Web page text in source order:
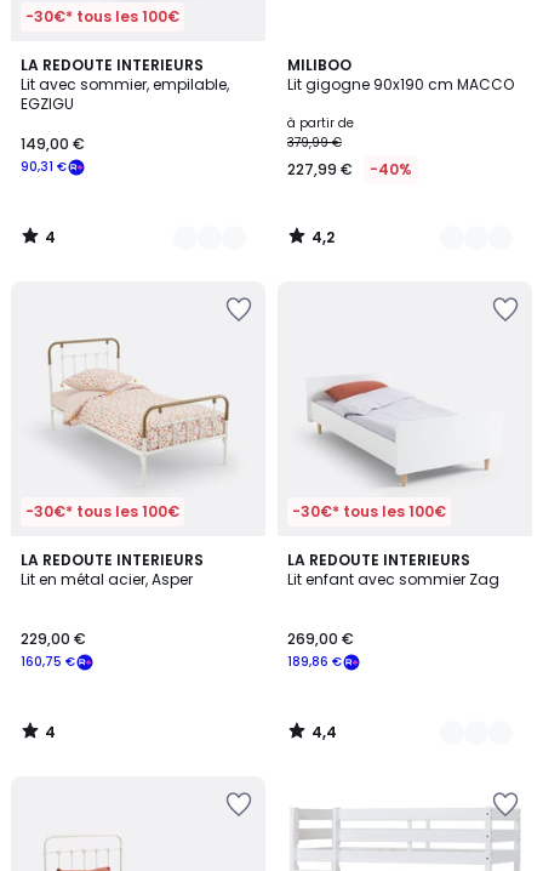
-30€* tous les 100€
LA REDOUTE INTERIEURS
Lit avec sommier, empilable,
EGZIGU
90,31 €
149,00 €
4
/
5
2
Couleurs
4
/
MILIBOO
Lit gigogne 90x190 cm MACCO
à partir de
379,99 €
227,99 € -40%
4,2
/ 5
3
Couleurs
4,2
/
-30€* tous les 100€
LA REDOUTE INTERIEURS
Lit en métal acier, Asper
160,75 €
229,00 €
4
/
4
/
-30€* tous les 100€
LA REDOUTE INTERIEURS
Lit enfant avec sommier Zag
189,86 €
269,00 €
4,4
/ 5
2
Couleurs
4,4
/